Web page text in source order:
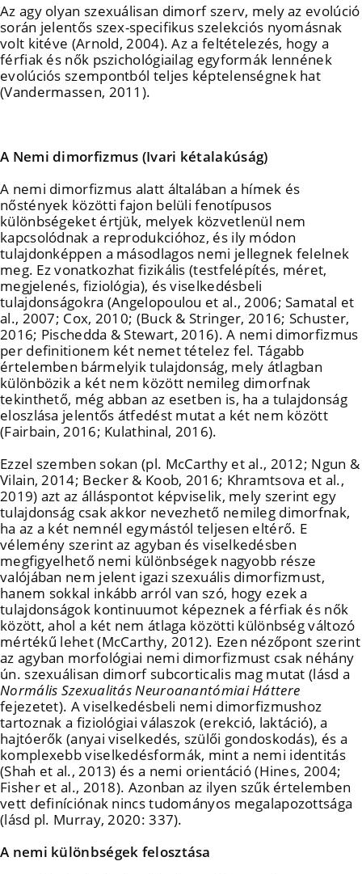
Az agy olyan szexuálisan dimorf szerv, mely az evolúció
során jelentős szex-specifikus szelekciós nyomásnak
volt kitéve (Arnold, 2004). Az a feltételezés, hogy a
férfiak és nők pszichológiailag egyformák lennének
evolúciós szempontból teljes képtelenségnek hat
(Vandermassen, 2011).
A Nemi dimorfizmus (Ivari kétalakúság)
A nemi dimorfizmus alatt általában a hímek és
nőstények közötti fajon belüli fenotípusos
különbségeket értjük, melyek közvetlenül nem
kapcsolódnak a reprodukcióhoz, és ily módon
tulajdonképpen a másodlagos nemi jellegnek felelnek
meg. Ez vonatkozhat fizikális (testfelépítés, méret,
megjelenés, fiziológia), és viselkedésbeli
tulajdonságokra (Angelopoulou et al., 2006; Samatal et
al., 2007; Cox, 2010; (Buck & Stringer, 2016; Schuster,
2016; Pischedda & Stewart, 2016). A nemi dimorfizmus
per definitionem két nemet tételez fel. Tágabb
értelemben bármelyik tulajdonság, mely átlagban
különbözik a két nem között nemileg dimorfnak
tekinthető, még abban az esetben is, ha a tulajdonság
eloszlása jelentős átfedést mutat a két nem között
(Fairbain, 2016; Kulathinal, 2016).
Ezzel szemben sokan (pl. McCarthy et al., 2012; Ngun &
Vilain, 2014; Becker & Koob, 2016; Khramtsova et al.,
2019) azt az álláspontot képviselik, mely szerint egy
tulajdonság csak akkor nevezhető nemileg dimorfnak,
ha az a két nemnél egymástól teljesen eltérő. E
vélemény szerint az agyban és viselkedésben
megfigyelhető nemi különbségek nagyobb része
valójában nem jelent igazi szexuális dimorfizmust,
hanem sokkal inkább arról van szó, hogy ezek a
tulajdonságok kontinuumot képeznek a férfiak és nők
között, ahol a két nem átlaga közötti különbség változó
mértékű lehet (McCarthy, 2012). Ezen nézőpont szerint
az agyban morfológiai nemi dimorfizmust csak néhány
ún. szexuálisan dimorf subcorticalis mag mutat (lásd a
Normális Szexualitás Neuroanantómiai Háttere
fejezetet). A viselkedésbeli nemi dimorfizmushoz
tartoznak a fiziológiai válaszok (erekció, laktáció), a
hajtóerők (anyai viselkedés, szülői gondoskodás), és a
komplexebb viselkedésformák, mint a nemi identitás
(Shah et al., 2013) és a nemi orientáció (Hines, 2004;
Fisher et al., 2018). Azonban az ilyen szűk értelemben
vett definíciónak nincs tudományos megalapozottsága
(lásd pl. Murray, 2020: 337).
A nemi különbségek felosztása